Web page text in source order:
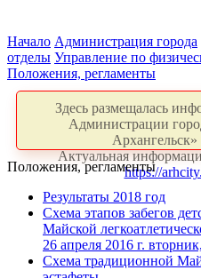
Начало Администрация города
отделы Управление по
Положения, регламенты
Здесь размещалась
Администрации
Актуальная
https://
Положения, регламенты
Результаты 2018 год
Схема этапов забегов
Майской
26 апреля 2016 г.
Схема традиционной